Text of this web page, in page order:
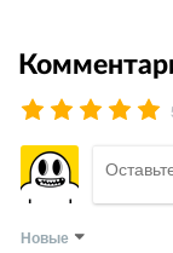
Новые